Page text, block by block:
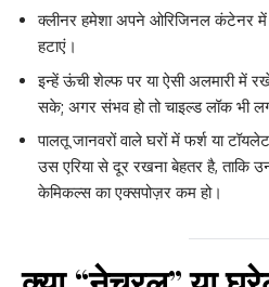
क्लीनर हमेशा अपने ओरिजिनल कंटेनर
हटाएं।
इन्हें ऊंची शेल्फ पर या ऐसी अलमारी में
सके; अगर संभव हो तो चाइल्ड लॉक भी
पालतू जानवरों वाले घरों में फर्श या
उस एरिया से दूर रखना बेहतर है, ताकि
केमिकल्स का एक्सपोज़र कम हो।